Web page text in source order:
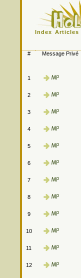
Index Articles
# Message Privé
1
2
3
4
5
6
7
8
9
10
11
12